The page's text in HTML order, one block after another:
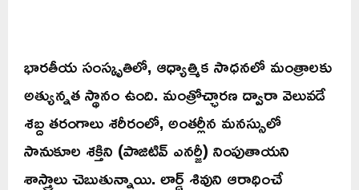
భారతీయ సంస్కృతిలో, ఆధ్యాత్మిక సాధనలో మంత్రాలకు
అత్యున్నత స్థానం ఉంది. మంత్రోచ్ఛారణ ద్వారా వెలువడే
శబ్ద తరంగాలు శరీరంలో, అంతర్లీన మనస్సులో
సానుకూల శక్తిని (పాజిటివ్ ఎనర్జీ) నింపుతాయని
శాస్త్రాలు చెబుతున్నాయి. లార్డ్ శివుని ఆరాధించే